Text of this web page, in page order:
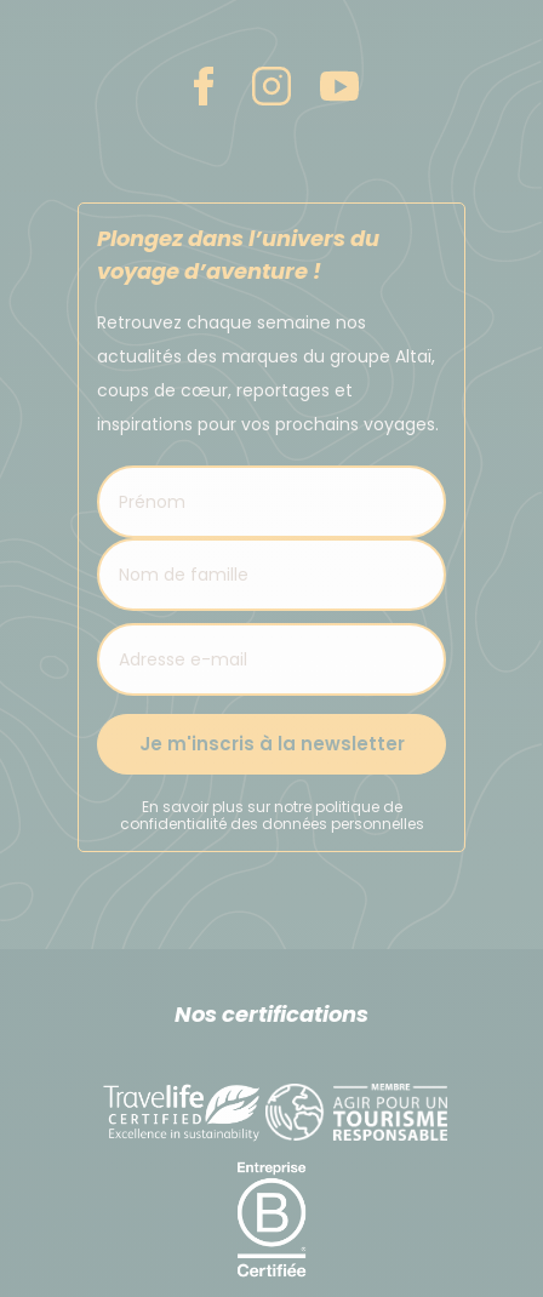
Plongez dans l’univers du
voyage d’aventure !
Retrouvez chaque semaine nos
actualités des marques du groupe Altaï,
coups de cœur, reportages et
inspirations pour vos prochains voyages.
Je m'inscris à la newsletter
En savoir plus sur notre politique de
confidentialité des données personnelles
Nos certifications